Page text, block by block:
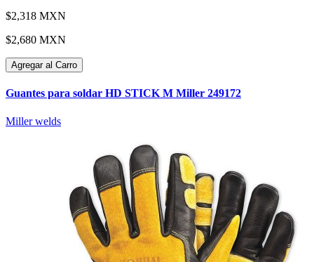
$2,318 MXN
$2,680 MXN
Agregar al Carro
Guantes para soldar HD STICK M Miller 249172
Miller welds